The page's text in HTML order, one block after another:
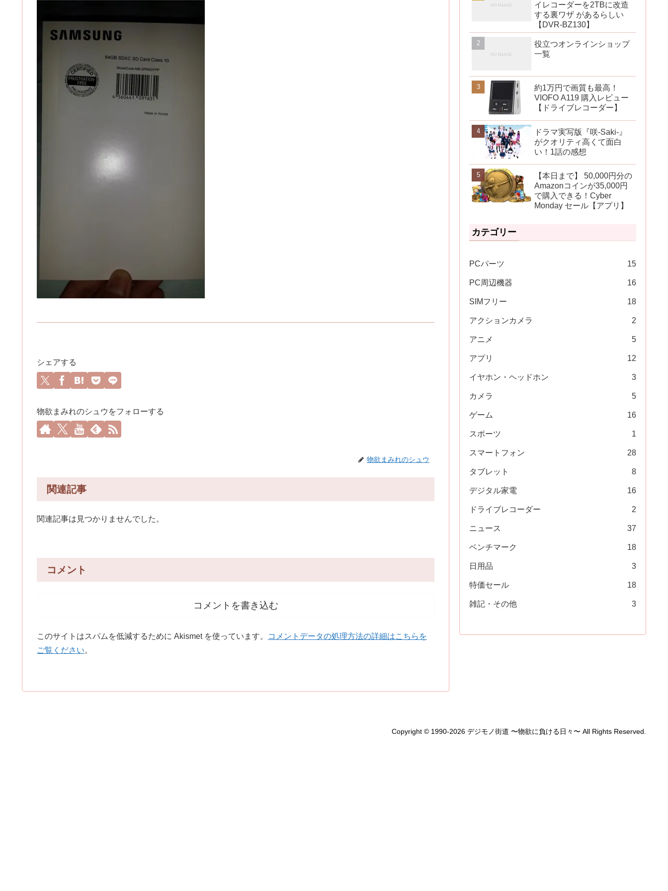
シェアする
物欲まみれのシュウをフォローする
物欲まみれのシュウ
関連記事
関連記事は見つかりませんでした。
コメント
コメントを書き込む
このサイトはスパムを低減するために Akismet を使っています。
コメントデータの処理方法の詳細はこちらを
ご覧ください。
イレコーダーを2TBに改造
する裏ワザ があるらしい
【DVR-BZ130】
役立つオンラインショップ
一覧
約1万円で画質も最高！
VIOFO A119 購入レビュー
【ドライブレコーダー】
ドラマ実写版『咲-Saki-』
がクオリティ高くて面白
い！1話の感想
【本日まで】 50,000円分の
Amazonコインが35,000円
で購入できる！Cyber
Monday セール【アプリ】
カテゴリー
PCパーツ 15
PC周辺機器 16
SIMフリー 18
アクションカメラ 2
アニメ 5
アプリ 12
イヤホン・ヘッドホン 3
カメラ 5
ゲーム 16
スポーツ 1
スマートフォン 28
タブレット 8
デジタル家電 16
ドライブレコーダー 2
ニュース 37
ベンチマーク 18
日用品 3
特価セール 18
雑記・その他 3
Copyright © 1990-2026 デジモノ街道 〜物欲に負ける日々〜 All Rights Reserved.